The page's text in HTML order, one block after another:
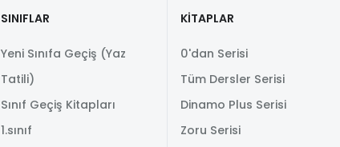
SINIFLAR
Yeni Sınıfa Geçiş (Yaz
Tatili)
Sınıf Geçiş Kitapları
1.sınıf
KİTAPLAR
0'dan Serisi
Tüm Dersler Serisi
Dinamo Plus Serisi
Zoru Serisi